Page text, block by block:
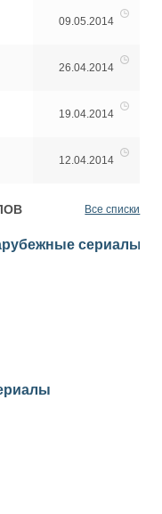
09.05.2014
26.04.2014
19.04.2014
12.04.2014
Все списки
сериалы